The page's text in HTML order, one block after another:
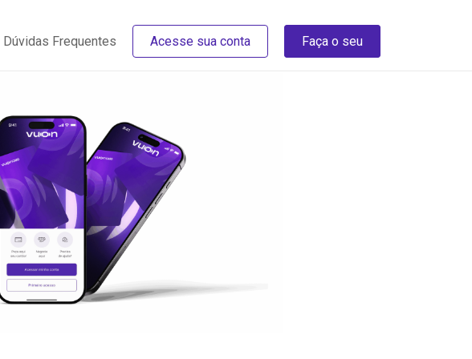
Dúvidas Frequentes Acesse sua conta Faça o seu